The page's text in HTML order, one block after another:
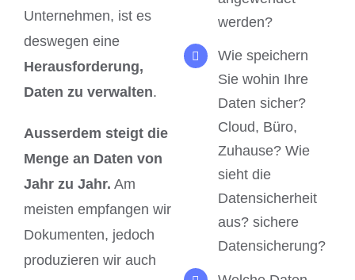
Unternehmen, ist es
deswegen eine
Herausforderung,
Daten zu verwalten.
Ausserdem steigt die
Menge an Daten von
Jahr zu Jahr. Am
meisten empfangen wir
Dokumenten, jedoch
produzieren wir auch
werden?
Wie speichern
Sie wohin Ihre
Daten sicher?
Cloud, Büro,
Zuhause? Wie
sieht die
Datensicherheit
aus? sichere
Datensicherung?